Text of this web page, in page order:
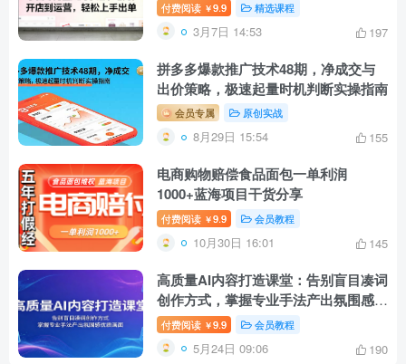
付费阅读 ￥9.9 精选课程
3月7日 14:53 197
拼多多爆款推广技术48期，净成交与
出价策略，极速起量时机判断实操指南
会员专属 原创实战
8月29日 15:54 155
电商购物赔偿食品面包一单利润
1000+蓝海项目干货分享
付费阅读 ￥9.9 会员教程
10月30日 16:01 145
高质量AI内容打造课堂：告别盲目凑词
创作方式，掌握专业手法产出氛围感优
质画面
付费阅读 ￥9.9 会员教程
5月24日 09:06 190